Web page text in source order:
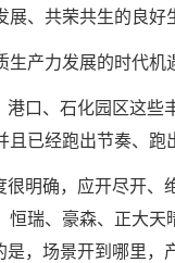
、共荣共生的良好
产力发展的时代机
口、石化园区这
已经跑出节奏、跑
明确，应开尽开、
瑞、豪森、正大
，场景开到哪里